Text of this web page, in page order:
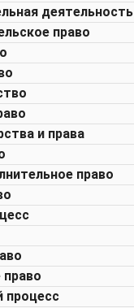
деятельность
право
и права
право
право
процесс